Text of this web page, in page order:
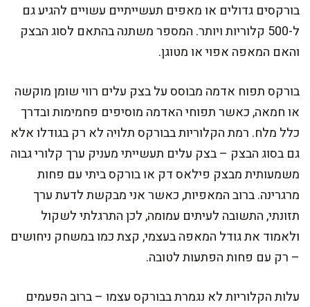
בורקסים גדולים או מאפים תעשייתיים עשויים להגיע גם
ל-500 קלוריות ויותר. המספר משתנה בהתאם לסוג הבצק
והאם המאפה אפוי או מטוגן.
בורקס תפוח אדמה מבוסס על בצק עלים רווי שומן מוקשה
או חמאה, כאשר תפוחי האדמה מוסיפים פחמימות ובדרך
כלל מלח. רמת הקלוריות בבורקס תלויה לא רק בגודלו אלא
גם בסוג הבצק – בצק עלים תעשייתי מעניק ערך קלורי גבוה
משמעותית מבצק פילאס דק או בורקס ביתי עם פחות
מרגרינה. ברוב המאפיות, כאשר אני מבקשת לדעת ערך
תזונתי, התשובה לעיתים עמומה, לכן התרגלתי לשקול
ולאמוד את גודל המאפה בעצמי, קצת כמו במשחק ניחושים
– רק עם פחות הפתעות לטובה.
עלות הקלוריות לא נגמרת בבורקס עצמו – ברוב הפעמים